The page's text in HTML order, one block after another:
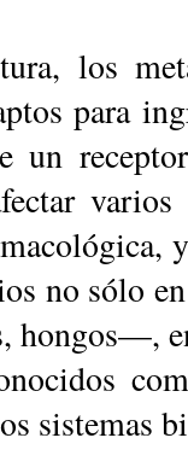
los
para
un
no sólo
hongos—,
sistemas